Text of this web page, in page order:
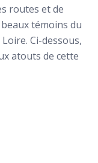
routes et de
témoins du
Ci-dessous,
atouts de cette